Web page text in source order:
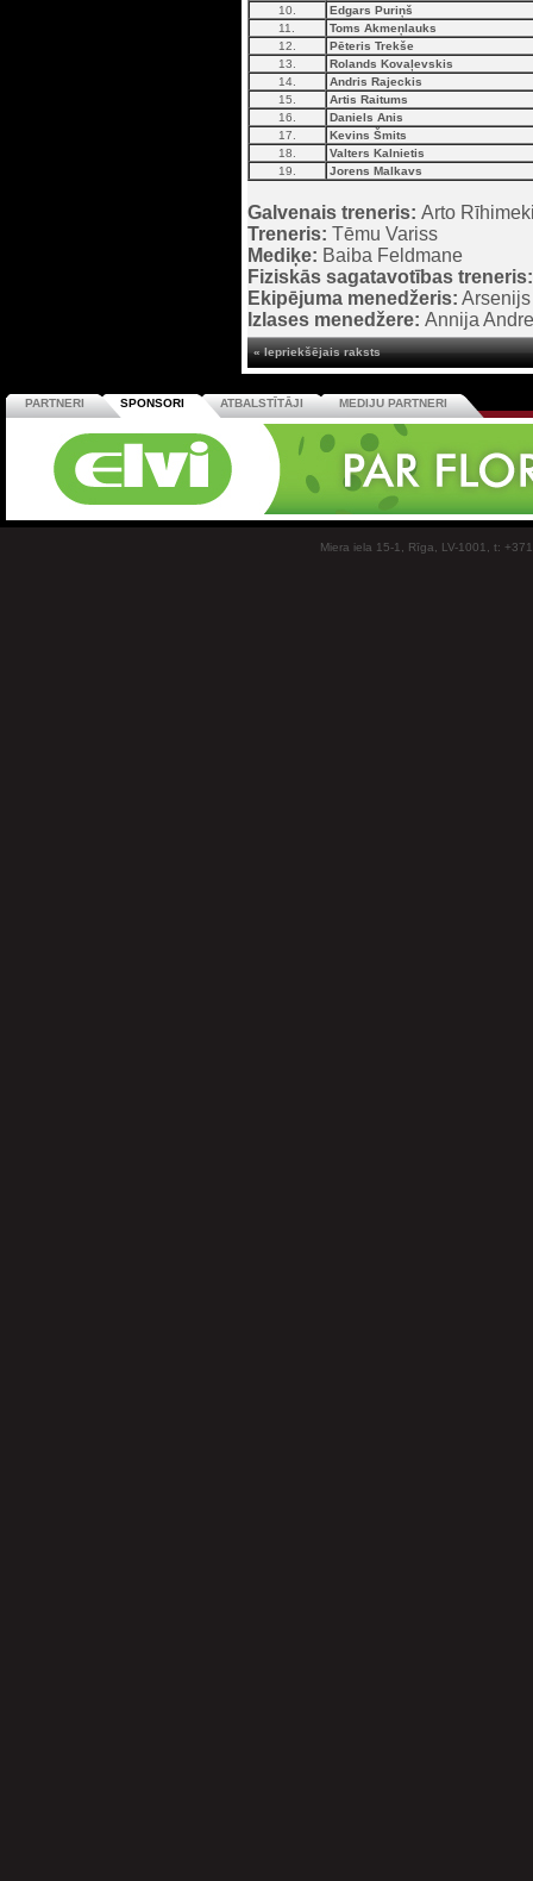
10.
Edgars Puriņš
11.
Toms Akmeņlauks
12.
Pēteris Trekše
13.
Rolands Kovaļevskis
14.
Andris Rajeckis
15.
Artis Raitums
16.
Daniels Anis
17.
Kevins Šmits
18.
Valters Kalnietis
19.
Jorens Malkavs
Galvenais treneris: Arto
Treneris: Tēmu Variss
Mediķe: Baiba Feldmane
Fiziskās sagatavotības treneris:
Ekipējuma menedžeris:
Izlases menedžere: Annija
« Iepriekšējais raksts
PARTNERI SPONSORI ATBALSTĪTĀJI MEDIJU PARTNERI
Miera iela 15-1, Rīga, LV-1001, t: